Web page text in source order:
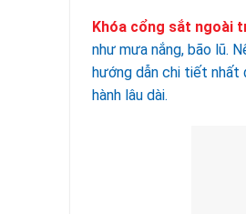
Khóa cổng sắt ngoài
như mưa nắng, bão lũ.
hướng dẫn chi tiết nhất
hành lâu dài.